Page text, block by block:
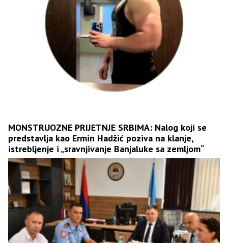
MONSTRUOZNE PRIJETNJE SRBIMA: Nalog koji se
predstavlja kao Ermin Hadžić poziva na klanje,
istrebljenje i „sravnjivanje Banjaluke sa zemljom“